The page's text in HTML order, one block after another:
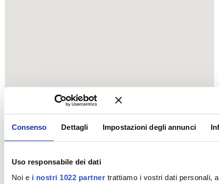
Consenso Dettagli Impostazioni degli annunci
Uso responsabile dei dati
Noi e i nostri 1022 partnertrattiamo i vostri dati personali,